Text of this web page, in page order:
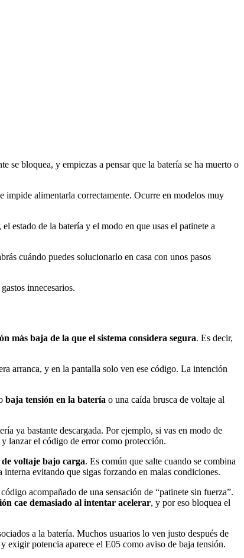
se bloquea, y empiezas a pensar que la batería se ha muerto o
impide alimentarla correctamente. Ocurre en modelos muy
estado de la batería y el modo en que usas el patinete a
cuándo puedes solucionarlo en casa con unos pasos
innecesarios.
más baja de la que el sistema considera segura. Es decir,
arranca, y en la pantalla solo ven ese código. La intención
baja tensión en la batería o una caída brusca de voltaje al
ya bastante descargada. Por ejemplo, si vas en modo de
lanzar el código de error como protección.
voltaje bajo carga. Es común que salte cuando se combina
evitando que sigas forzando en malas condiciones.
acompañado de una sensación de “patinete sin fuerza”.
cae demasiado al intentar acelerar, y por eso bloquea el
a la batería. Muchos usuarios lo ven justo después de
exigir potencia aparece el E05 como aviso de baja tensión.